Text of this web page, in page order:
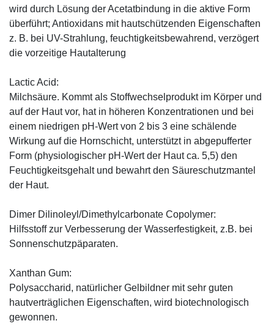
wird durch Lösung der Acetatbindung in die aktive Form
überführt; Antioxidans mit hautschützenden Eigenschaften
z. B. bei UV-Strahlung, feuchtigkeitsbewahrend, verzögert
die vorzeitige Hautalterung
Lactic Acid:
Milchsäure. Kommt als Stoffwechselprodukt im Körper und
auf der Haut vor, hat in höheren Konzentrationen und bei
einem niedrigen pH-Wert von 2 bis 3 eine schälende
Wirkung auf die Hornschicht, unterstützt in abgepufferter
Form (physiologischer pH-Wert der Haut ca. 5,5) den
Feuchtigkeitsgehalt und bewahrt den Säureschutzmantel
der Haut.
Dimer Dilinoleyl/Dimethylcarbonate Copolymer:
Hilfsstoff zur Verbesserung der Wasserfestigkeit, z.B. bei
Sonnenschutzpäparaten.
Xanthan Gum:
Polysaccharid, natürlicher Gelbildner mit sehr guten
hautverträglichen Eigenschaften, wird biotechnologisch
gewonnen.